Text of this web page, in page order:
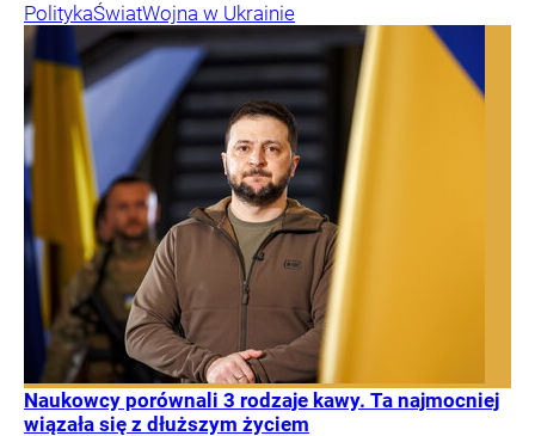
PolitykaŚwiatWojna w Ukrainie
Naukowcy porównali 3 rodzaje kawy. Ta najmocniej
wiązała się z dłuższym życiem